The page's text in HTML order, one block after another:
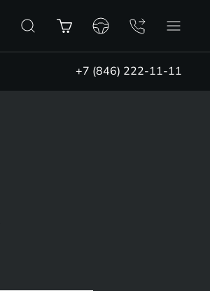
+7 (846) 222-11-11